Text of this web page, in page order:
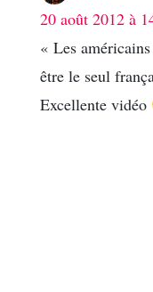
20 août 2012 à
« Les
être le seul
Excellente vidéo